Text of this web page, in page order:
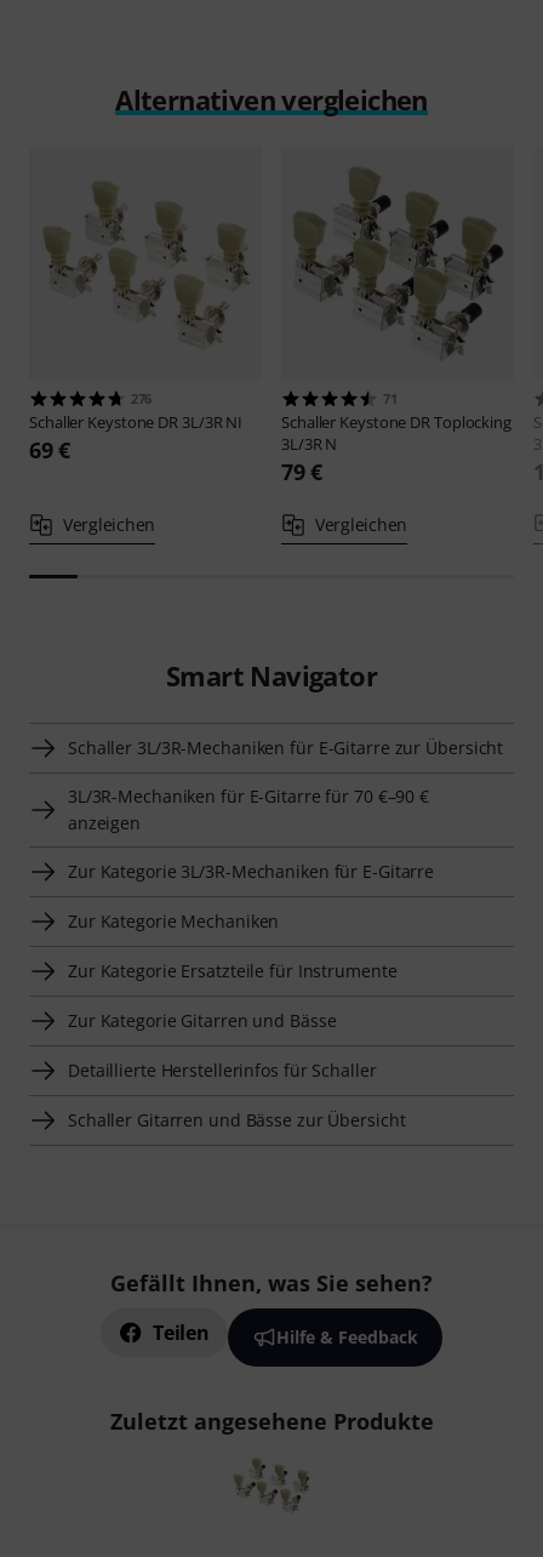
Alternativen vergleichen
276
Schaller Keystone DR 3L/3R NI
69 €
Vergleichen
71
Schaller Keystone DR Toplocking
3L/3R N
79 €
Vergleichen
Smart Navigator
Schaller 3L/3R-Mechaniken für E-Gitarre zur Übersicht
3L/3R-Mechaniken für E-Gitarre für 70 €–90 €
anzeigen
Zur Kategorie 3L/3R-Mechaniken für E-Gitarre
Zur Kategorie Mechaniken
Zur Kategorie Ersatzteile für Instrumente
Zur Kategorie Gitarren und Bässe
Detaillierte Herstellerinfos für Schaller
Schaller Gitarren und Bässe zur Übersicht
Gefällt Ihnen, was Sie sehen?
Teilen Hilfe & Feedback
Zuletzt angesehene Produkte